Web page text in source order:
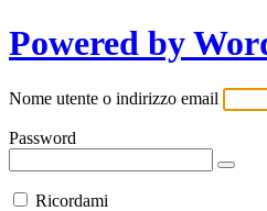
Powered by
Nome utente o indirizzo email
Password
Ricordami